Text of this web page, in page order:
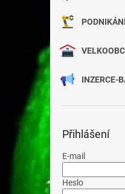
INZERCE-
Přihlášení
E-mail
Heslo